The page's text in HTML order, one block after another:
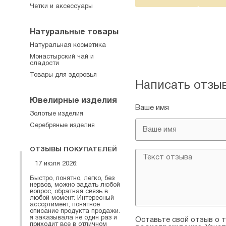
Написать
Ваше имя
Оставьте свой отзыв о
Четки и аксессуары
Натуральные товары
Натуральная косметика
Монастырский чай и
сладости
Товары для здоровья
Ювелирные изделия
Золотые изделия
Серебряные изделия
ОТЗЫВЫ ПОКУПАТЕЛЕЙ
17 июля 2026:
Быстро, понятно, легко, без
нервов, можно задать любой
вопрос, обратная связь в
любой момент. Интересный
ассортимент, понятное
описание продукта продажи.
я заказывала не один раз и
приходит все в отличном